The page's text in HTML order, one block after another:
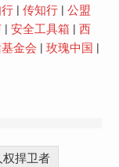
| 传知行| 公盟
| 安全工具箱
西
金会 玫瑰中国
权捍卫者